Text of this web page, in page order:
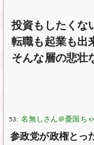
投資もしたくな
転職も起業も出
そんな層の悲壮
53:
参政党が政権とっ